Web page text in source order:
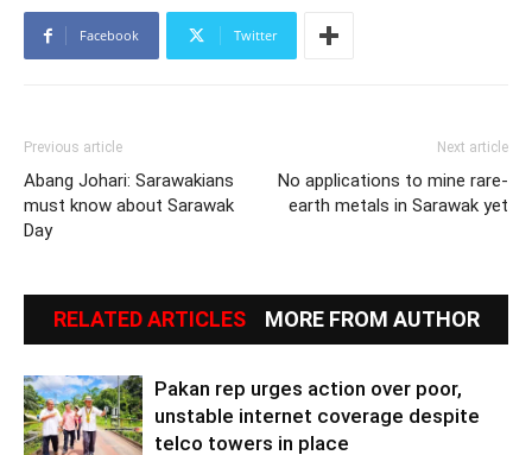
Facebook Twitter
Previous article
Abang Johari: Sarawakians
must know about Sarawak
Day
Next article
No applications to mine rare-
earth metals in Sarawak yet
RELATED ARTICLES MORE FROM AUTHOR
Pakan rep urges action over poor,
unstable internet coverage despite
telco towers in place